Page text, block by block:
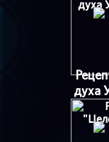
духа